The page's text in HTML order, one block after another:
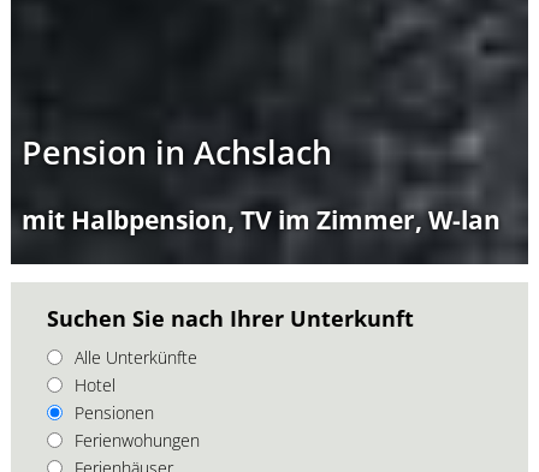
Pension in Achslach
mit Halbpension, TV im Zimmer, W-lan
Suchen Sie nach Ihrer Unterkunft
Alle Unterkünfte
Hotel
Pensionen
Ferienwohungen